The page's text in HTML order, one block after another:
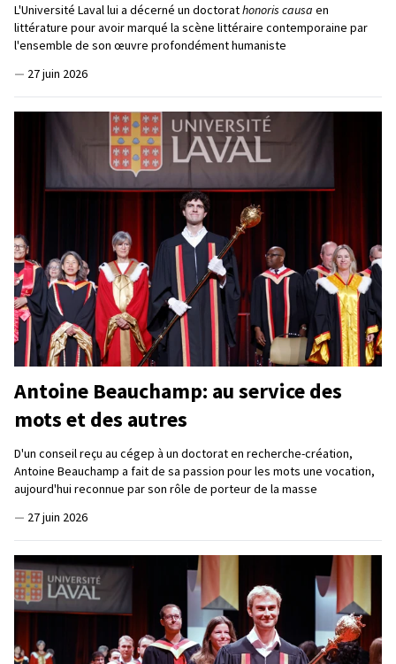
L'Université Laval lui a décerné un doctorathonoris causa en
littérature pour avoir marqué la scène littéraire contemporaine par
l'ensemble de son œuvre profondément humaniste
— 27 juin 2026
Antoine Beauchamp: au service des
mots et des autres
D'un conseil reçu au cégep à un doctorat en recherche-création,
Antoine Beauchamp a fait de sa passion pour les mots une vocation,
aujourd'hui reconnue par son rôle de porteur de la masse
— 27 juin 2026